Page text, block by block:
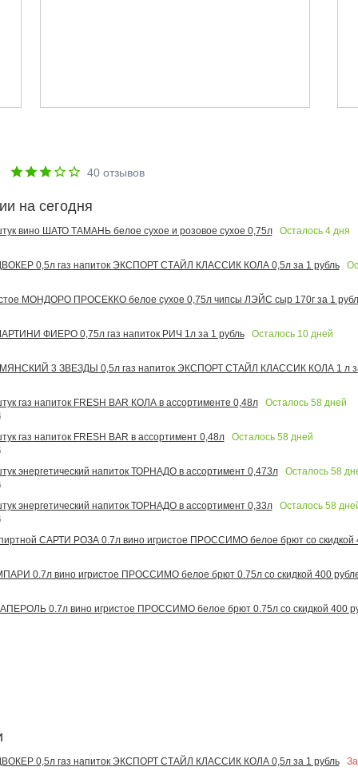
40отзывов
на сегодня
вино ШАТО ТАМАНЬ белое сухое и розовое сухое 0,75л Осталось 4дня
0,5л газ напиток ЭКСПОРТ СТАЙЛ КЛАССИК КОЛА 0,5л за 1 рубль
МОНДОРО ПРОСЕККО белое сухое 0,75л чипсы ЛЭЙС сыр 170г за 1
ФИЕРО 0,75л газ напиток РИЧ 1л за 1 рубль Осталось 10дней
3 ЗВЕЗДЫ 0,5л газ напиток ЭКСПОРТ СТАЙЛ КЛАССИК КОЛА 1 л
газ напиток FRESH BAR КОЛА в ассортименте 0,48л Осталось 58дней
газ напиток FRESH BAR в ассортимент 0,48л
Осталось 58дней
энергетический напиток ТОРНАДО в ассортимент 0,473л
Осталось 58
энергетический напиток ТОРНАДО в ассортимент 0,33л
Осталось 58
САРТИ РОЗА 0.7л вино игристое ПРОССИМО белое брют со скидкой
0.7л вино игристое ПРОССИМО белое брют 0.75л со скидкой 400
0.7л вино игристое ПРОССИМО белое брют 0.75л со скидкой 400
0,5л газ напиток ЭКСПОРТ СТАЙЛ КЛАССИК КОЛА 0,5л за 1 рубль